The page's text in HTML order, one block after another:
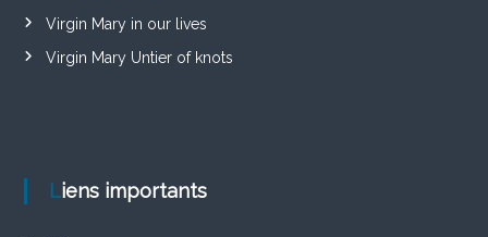
Virgin Mary in our lives
Virgin Mary Untier of knots
Liens importants